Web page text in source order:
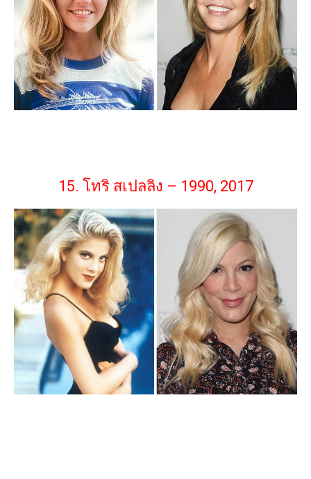
15. โทริ สเปลลิง – 1990, 2017